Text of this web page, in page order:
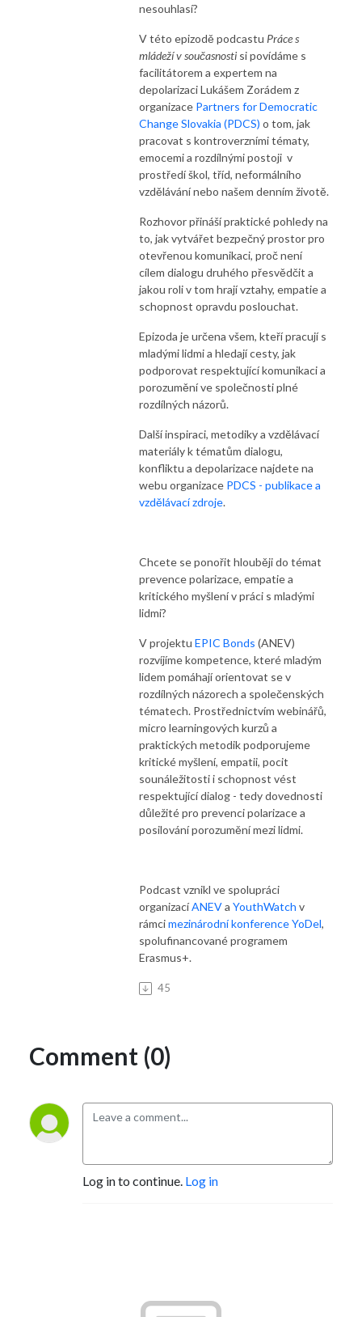
nesouhlasí?
V této epizodě podcastu Práce s
mládeží v současnosti si povídáme s
facilitátorem a expertem na
depolarizaci Lukášem Zorádem z
organizace Partners for Democratic
Change Slovakia (PDCS) o tom, jak
pracovat s kontroverzními tématy,
emocemi a rozdílnými postoji v
prostředí škol, tříd, neformálního
vzdělávání nebo našem denním životě.
Rozhovor přináší praktické pohledy na
to, jak vytvářet bezpečný prostor pro
otevřenou komunikaci, proč není
cílem dialogu druhého přesvědčit a
jakou roli v tom hrají vztahy, empatie a
schopnost opravdu poslouchat.
Epizoda je určena všem, kteří pracují s
mladými lidmi a hledají cesty, jak
podporovat respektující komunikaci a
porozumění ve společnosti plné
rozdílných názorů.
Další inspiraci, metodiky a vzdělávací
materiály k tématům dialogu,
konfliktu a depolarizace najdete na
webu organizace PDCS - publikace a
vzdělávací zdroje.
Chcete se ponořit hlouběji do témat
prevence polarizace, empatie a
kritického myšlení v práci s mladými
lidmi?
V projektu EPIC Bonds (ANEV)
rozvíjíme kompetence, které mladým
lidem pomáhají orientovat se v
rozdílných názorech a společenských
tématech. Prostřednictvím webinářů,
micro learningových kurzů a
praktických metodik podporujeme
kritické myšlení, empatii, pocit
sounáležitosti i schopnost vést
respektující dialog - tedy dovednosti
důležité pro prevenci polarizace a
posilování porozumění mezi lidmi.
Podcast vznikl ve spolupráci
organizacíANEVa YouthWatch v
rámcimezinárodní konference YoDel,
spolufinancované programem
Erasmus+.
45
Comment (0)
Log in to continue. Log in